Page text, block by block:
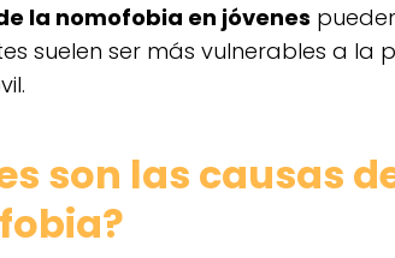
la nomofobia en jóvenes
suelen ser más vulnerables a la
son las causas